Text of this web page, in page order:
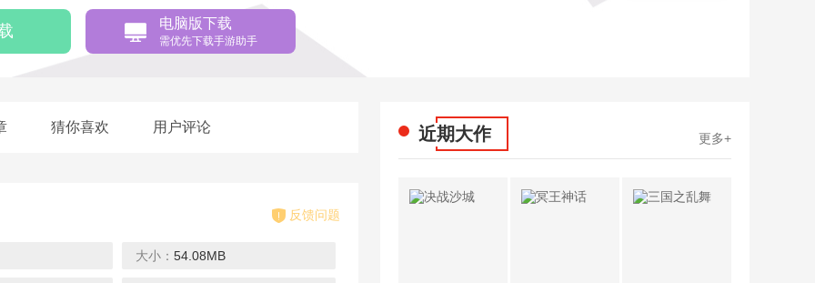
电脑版下载
需优先下载手游助手
猜你喜欢 用户评论
反馈问题
大小： 54.08MB
近期大作 更多+